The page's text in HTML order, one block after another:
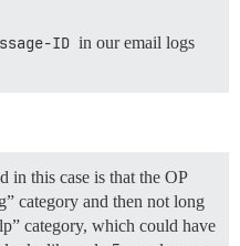
ID in our email logs
in this case is that the OP
category and then not long
category, which could have